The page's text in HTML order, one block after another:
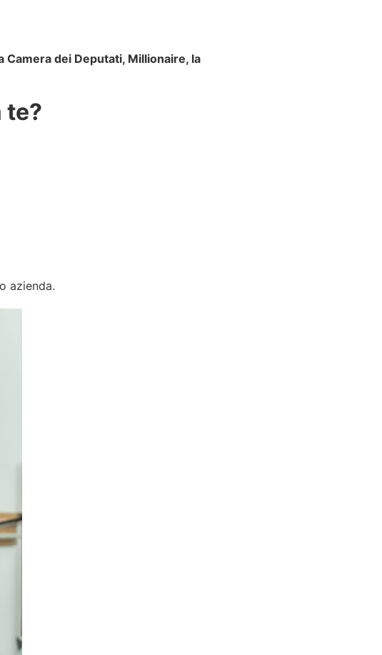
Camera dei Deputati, Millionaire, la
te?
azienda.